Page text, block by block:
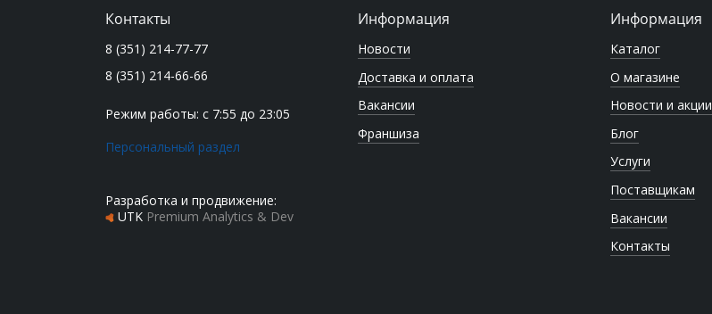
Информация
Новости
Доставка и оплата
Вакансии
Франшиза
Информация
Каталог
О магазине
Новости и акции
Блог
Услуги
Поставщикам
Вакансии
Контакты
Контакты
8 (351) 214-77-77
8 (351) 214-66-66
Режим работы: с 7:55 до 23:05
Персональный раздел
Разработка и продвижение:
UTK Premium Analytics & Dev